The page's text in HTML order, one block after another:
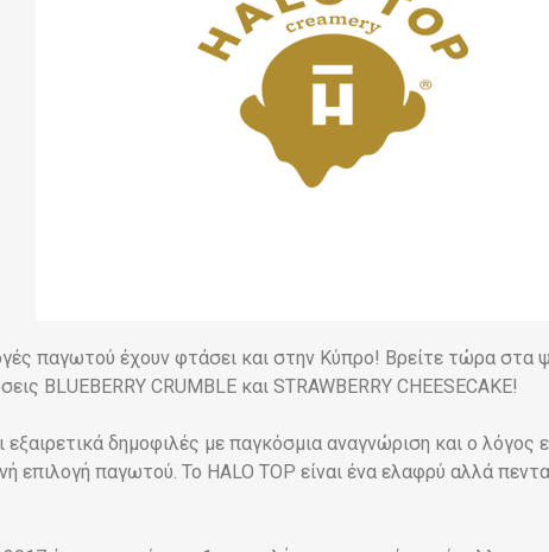
παγωτού έχουν φτάσει και στην Κύπρο! Βρείτε τώρα στα
BLUEBERRY CRUMBLE και STRAWBERRY CHEESECAKE!
εξαιρετικά δημοφιλές με παγκόσμια αναγνώριση και ο λόγος
επιλογή παγωτού. Το HALO TOP είναι ένα ελαφρύ αλλά